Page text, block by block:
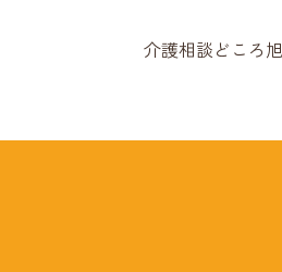
介護相談どころ